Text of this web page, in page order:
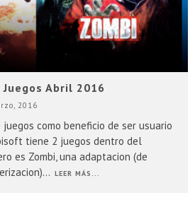
Abril 2016
2016
como beneficio de ser usuario
tiene 2 juegos dentro del
es Zombi, una adaptacion (de
... LEER MÁS...